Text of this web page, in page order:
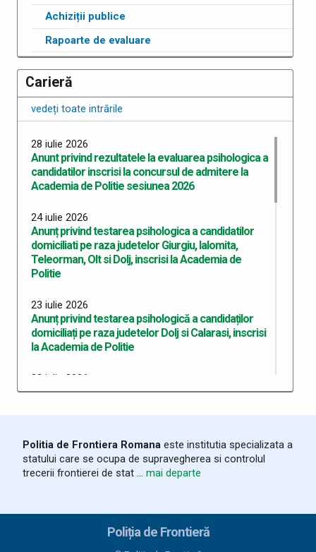
Achiziții publice
Rapoarte de evaluare
Carieră
vedeți toate intrările
28 iulie 2026
Anunt privind rezultatele la evaluarea psihologica a
candidatilor inscrisi la concursul de admitere la
Academia de Politie sesiunea 2026
24 iulie 2026
Anunț privind testarea psihologica a candidatilor
domiciliati pe raza judetelor Giurgiu, Ialomita,
Teleorman, Olt si Dolj, inscrisi la Academia de
Politie
23 iulie 2026
Anunț privind testarea psihologică a candidaților
domiciliați pe raza judetelor Dolj si Calarasi, inscrisi
la Academia de Politie
22 iulie 2026
Anunț privind testarea psihologică a candidaților
10 iulie 2026
Anunț recrutare Master Academie 2026
Erată - anunț recrutare pentru admiterea în cadrul
Academiei de Politie sesiunea 2026
Politia de Frontiera Romana este institutia specializata a
statului care se ocupa de supravegherea si controlul
trecerii frontierei de stat ... mai departe
Poliția de Frontieră